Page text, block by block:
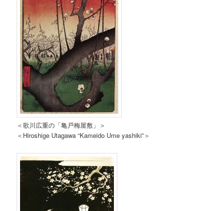
＜歌川広重の「亀戸梅屋敷」＞
＜Hiroshige Utagawa “Kameido Ume yashiki”＞